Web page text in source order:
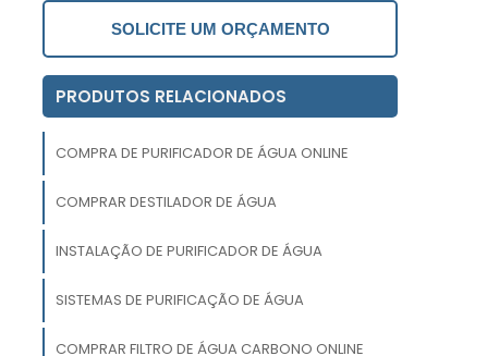
SOLICITE UM ORÇAMENTO
PRODUTOS RELACIONADOS
COMPRA DE PURIFICADOR DE ÁGUA ONLINE
COMPRAR DESTILADOR DE ÁGUA
INSTALAÇÃO DE PURIFICADOR DE ÁGUA
SISTEMAS DE PURIFICAÇÃO DE ÁGUA
COMPRAR FILTRO DE ÁGUA CARBONO ONLINE